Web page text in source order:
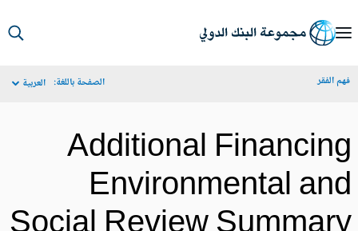
الفقر الصفحة باللغة: العربية
Additional
Environmental